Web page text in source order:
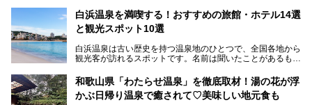
場する歴史の古さから日本三古湯の一つにも。
そんな「南紀白浜温泉」の「大江戸温泉物語Premium 白浜
グ」がスタートしました。温泉＆バイキング＆レジャースポ
ットとしてのこのホテルの魅力をたっぷり体験してきたので
───
提供元：大江戸温泉物語ホテルズ＆リゾーツ株式会社【P
白浜温泉を満喫する！おすすめの旅館・ホテル14選
と観光スポット10選
白浜温泉は古い歴史を持つ温泉地のひとつで、全国各地から
観光客が訪れるスポットです。名前は聞いたことがあるもの
か、実は知らない方も多いのではないでしょうか。
そこで今回は、白浜温泉ビギナー向けの基本情報をご紹介し
和歌山県「わたらせ温泉」を徹底取材！湯の花が浮
かぶ日帰り温泉で癒されて♡美味しい地元食も